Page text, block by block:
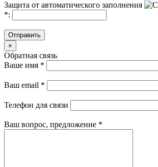
Защита от автоматического заполнения
*:
Отправить
×
Обратная связь
Ваше имя *
Ваш email *
Телефон для связи
Ваш вопрос, предложение *